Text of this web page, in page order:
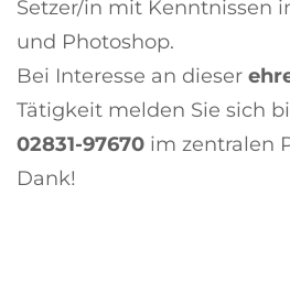
Setzer/in mit Kenntnissen
und Photoshop.
Bei Interesse an dieser
Tätigkeit melden Sie sich
02831-97670 im zentralen
Dank!